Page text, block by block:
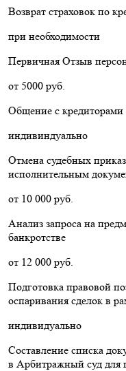
Возврат страховок по
при необходимости
Первичная Отзыв
от 5000 руб.
Общение с кредиторами
индивиндуально
Отмена судебных
исполнительным
от 10 000 руб.
Анализ запроса на
банкротстве
от 12 000 руб.
Подготовка правовой
оспаривания сделок в
индивидуально
Составление списка
в Арбитражный суд для